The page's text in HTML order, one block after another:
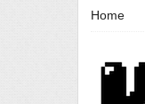
Home